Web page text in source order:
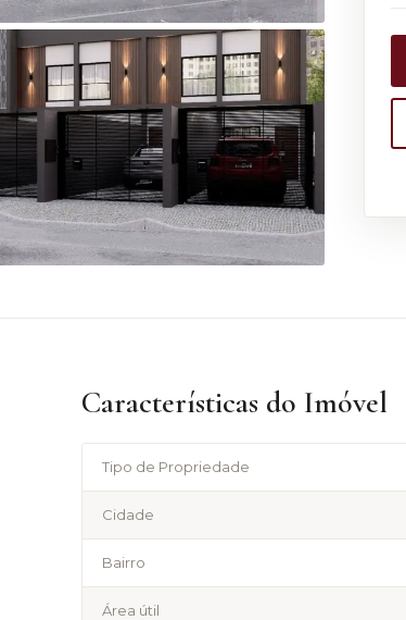
Características do Imóvel
Tipo de Propriedade
Cidade
Bairro
Área útil